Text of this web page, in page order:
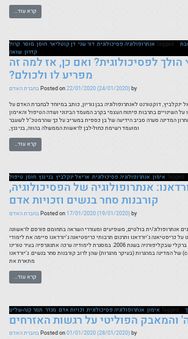
קרא עוד…
Taggedאנתרופולוגיה פסיכולוגית,דור שני,דן קוטליאר,חוסן, מוסר, קרול
קדרון,שואה
הולך לפסיכולוגית? ואם כן, אז למה זה
מפריע לו ולכולם?
Posted on22/01/2020(24/01/2020)by
בחברת האדם
לראשונה ב-5.4.2019 אריאל ינקלביץ, דוקטורנט לאנתרופולוגיה בבן גוריון, כותב במיוחד לבחברת האדם על
על השינויים בתרבות פיתוח העצמי בקרב המעמד הבינוני ושדה הטיפול והאימון
המדינה סערה סביב הידיעה של בן כספית במעריב על כך שהרמטכ"ל לשעבר
ומועמד רשימת כחול-לבן לראשות הממשלה בהווה, בני גנץ,
קרא עוד…
Taggedאימון,אנתרופולוגיה פסיכולוגית,אריאל ינקלביץ,בני גנץ,חוסן, טיפול
אנתרופולוגיה של הפסיכולוגיה,
קורבנות סחר בנשים וזכויות אדם
Posted on17/01/2020(19/01/2020)by
בחברת האדם
אנתרופולוג/ית בולטים, משפיעים ומעוררי השראה בתחומם פורסם לראשונה
קנה-שליט על כריסטיאנה ג'יורדאנו ותרגום תרבותי כריסטיאנה ג'יורדאנו סיימה את לימודי
הדוקטורט שלה באוניברסיטת ברקלי שבקליפורניה בשנת 2006. במסגרת לימודיה ערכה אתנוגרפיה בעיר טורינו
שבאיטליה בנושא טיפולה (care) של המדינה במהגרות (בעיקר מהגרות) שהן לרוב קורבנות סחר בנשים. ג'יורדאנו
מתארת את
קרא עוד…
Taggedאימון,אנתרופולוגיה פסיכולוגית,זכויות אדם, מגדר, תמר קנה-שליט
והמאבק הפוליטי על רגשות האזרחים
Posted on01/01/2020(28/01/2020)by בחברת האדם